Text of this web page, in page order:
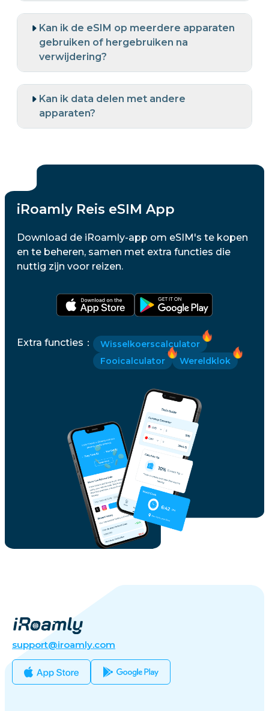
Kan ik de eSIM op meerdere apparaten
gebruiken of hergebruiken na
verwijdering?
Kan ik data delen met andere
apparaten?
iRoamly Reis eSIM App
Download de iRoamly-app om eSIM's te kopen
en te beheren, samen met extra functies die
nuttig zijn voor reizen.
Extra functies ：
Wisselkoerscalculator
Fooicalculator
Wereldklok
support@iroamly.com